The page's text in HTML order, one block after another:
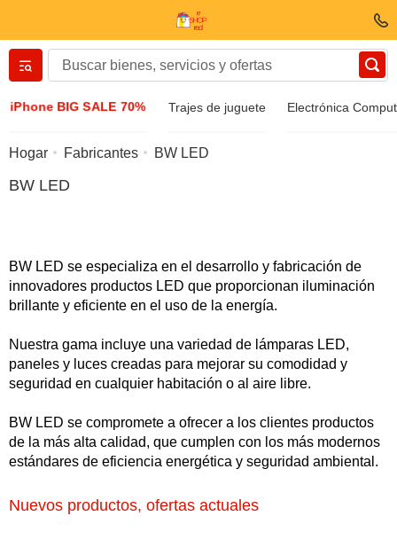
iPhone BIG SALE 70% Trajes de juguete Electrónica
Вернуться назад
Accesorios
Bizuteria
Reloj de pulsera
Hogar Fabricantes BW LED
BW LED
BW LED se especializa en el desarrollo y fabricación de
innovadores productos LED que proporcionan iluminación
brillante y eficiente en el uso de la energía.
Nuestra gama incluye una variedad de lámparas LED,
paneles y luces creadas para mejorar su comodidad y
seguridad en cualquier habitación o al aire libre.
BW LED se compromete a ofrecer a los clientes productos
de la más alta calidad, que cumplen con los más modernos
estándares de eficiencia energética y seguridad ambiental.
Nuevos productos, ofertas actuales